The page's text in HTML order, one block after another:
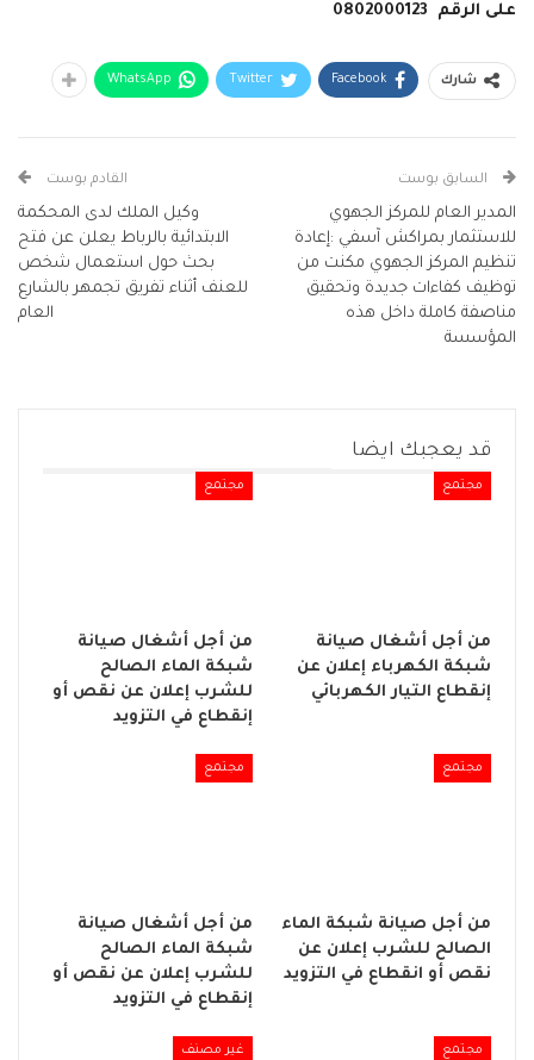
على الرقم 0802000123
شارك Facebook
Twitter
WhatsApp
السابق بوست
المدير العام للمركز الجهوي
للاستثمار بمراكش آسفي :إعادة
تنظيم المركز الجهوي مكنت من
توظيف كفاءات جديدة وتحقيق
مناصفة كاملة داخل هذه
المؤسسة
القادم بوست
وكيل الملك لدى المحكمة
الابتدائية بالرباط يعلن عن فتح
بحث حول استعمال شخص
للعنف أثناء تفريق تجمهر بالشارع
العام
قد يعجبك ايضا
مجتمع
من أجل أشغال صيانة
شبكة الكهرباء إعلان عن
إنقطاع التيار الكهربائي
مجتمع
من أجل أشغال صيانة
شبكة الماء الصالح
للشرب إعلان عن نقص أو
إنقطاع في التزويد
مجتمع
من أجل صيانة شبكة الماء
الصالح للشرب إعلان عن
نقص أو انقطاع في التزويد
مجتمع
من أجل أشغال صيانة
شبكة الماء الصالح
للشرب إعلان عن نقص أو
إنقطاع في التزويد
مجتمع غير مصنف